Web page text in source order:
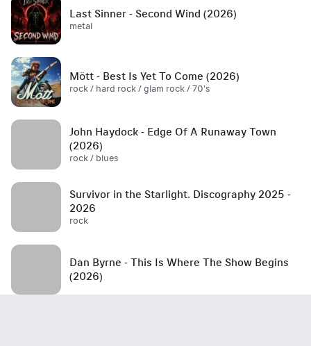
Last Sinner - Second Wind (2026)
metal
Mött - Best Is Yet To Come (2026)
rock / hard rock / glam rock / 70's
John Haydock - Edge Of A Runaway Town
(2026)
rock / blues
Survivor in the Starlight. Discography 2025 -
2026
rock
Dan Byrne - This Is Where The Show Begins
(2026)